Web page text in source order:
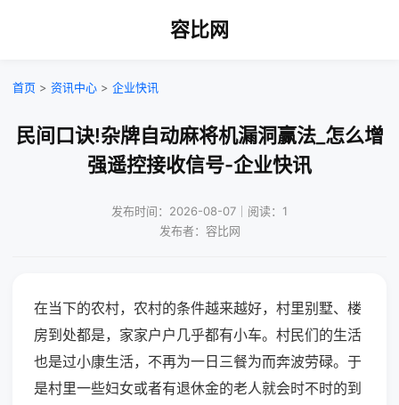
容比网
首页 > 资讯中心 > 企业快讯
民间口诀!杂牌自动麻将机漏洞赢法_怎么增
强遥控接收信号-企业快讯
发布时间：2026-08-07｜阅读：1
发布者：容比网
在当下的农村，农村的条件越来越好，村里别墅、楼
房到处都是，家家户户几乎都有小车。村民们的生活
也是过小康生活，不再为一日三餐为而奔波劳碌。于
是村里一些妇女或者有退休金的老人就会时不时的到